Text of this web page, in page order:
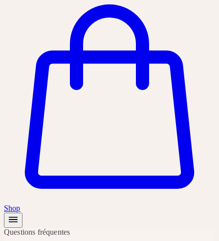
Shop
Questions fréquentes